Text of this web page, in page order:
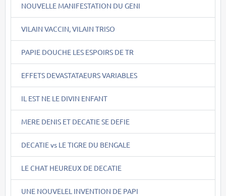
NOUVELLE MANIFESTATION DU GENI
VILAIN VACCIN, VILAIN TRISO
PAPIE DOUCHE LES ESPOIRS DE TR
EFFETS DEVASTATAEURS VARIABLES
IL EST NE LE DIVIN ENFANT
MERE DENIS ET DECATIE SE DEFIE
DECATIE vs LE TIGRE DU BENGALE
LE CHAT HEUREUX DE DECATIE
UNE NOUVELEL INVENTION DE PAPI